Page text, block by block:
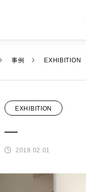
事例 EXHIBITION
EXHIBITION
―
2019.02.01